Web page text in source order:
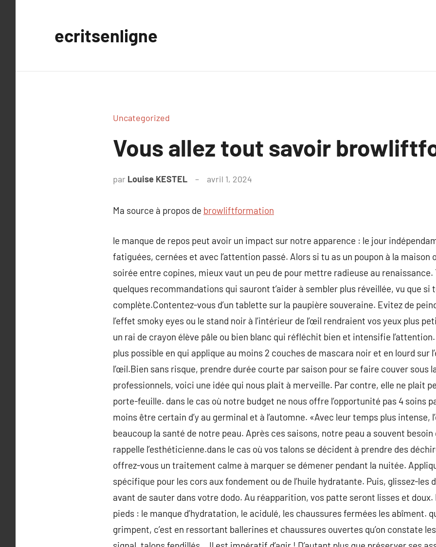
ecritsenligne
Uncategorized
Vous allez tout savoir
par Louise KESTEL avril 1, 2024
Ma source à propos de browliftformation
le manque de repos peut avoir un impact sur notre apparence : le jour
fatiguées, cernées et avec l’attention passé. Alors si tu as un poupon à la maison
soirée entre copines, mieux vaut un peu de pour mettre radieuse au
quelques recommandations qui sauront t’aider à sembler plus réveillée, vu que si
complète.Contentez-vous d’un tablette sur la paupière souveraine. Evitez de
l’effet smoky eyes ou le stand noir à l’intérieur de l’œil rendraient vos yeux plus
un rai de crayon élève pâle ou bien blanc qui réfléchit bien et intensifie
plus possible en qui applique au moins 2 couches de mascara noir et en lourd sur
l’œil.Bien sans risque, prendre durée courte par saison pour se faire couver sous
professionnels, voici une idée qui nous plait à merveille. Par contre, elle ne plait
porte-feuille. dans le cas où notre budget ne nous offre l’opportunité pas 4 soins
moins être certain d’y au germinal et à l’automne. «Avec leur temps plus intense,
beaucoup la santé de notre peau. Après ces saisons, notre peau a souvent besoin
rappelle l’esthéticienne.dans le cas où vos talons se décident à prendre des
offrez-vous un traitement calme à marquer se démener pendant la nuitée.
spécifique pour les cors aux fondement ou de l’huile hydratante. Puis, glissez-les
avant de sauter dans votre dodo. Au réapparition, vos patte seront lisses et doux.
pieds : le manque d’hydratation, le acidulé, les chaussures fermées les abîment.
grimpent, c’est en ressortant ballerines et chaussures ouvertes qu’on constate